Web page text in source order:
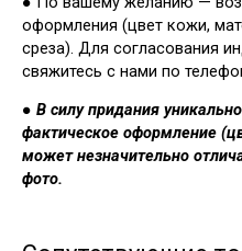
оформления (цвет кожи,
среза). Для согласования
свяжитесь с нами по
● В силу придания
фактическое оформление
может незначительно
фото.